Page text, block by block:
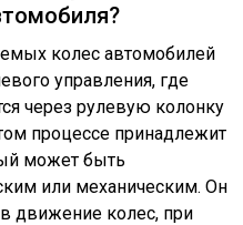
колес автомобилей
управления, где
через рулевую колонку
процессе принадлежит
может быть
или механическим. Он
движение колес, при